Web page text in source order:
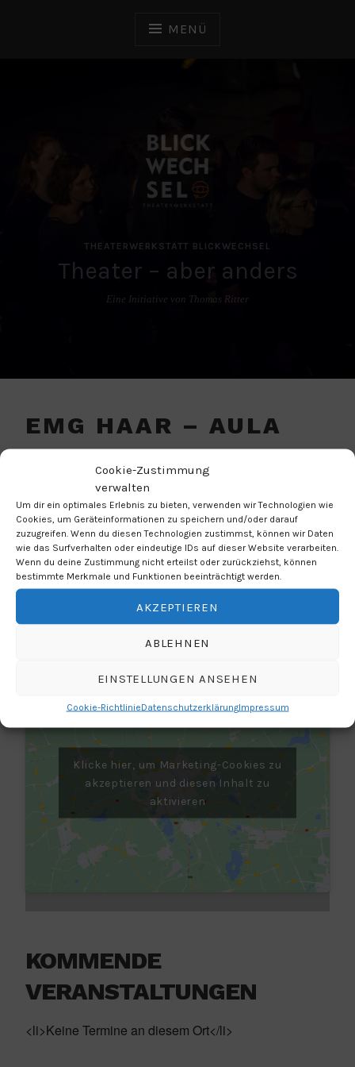
Cookie-Zustimmung
verwalten
Um dir ein optimales Erlebnis zu bieten, verwenden wir Technologien wie
Cookies, um Geräteinformationen zu speichern und/oder darauf
zuzugreifen. Wenn du diesen Technologien zustimmst, können wir Daten
wie das Surfverhalten oder eindeutige IDs auf dieser Website verarbeiten.
Wenn du deine Zustimmung nicht erteilst oder zurückziehst, können
bestimmte Merkmale und Funktionen beeinträchtigt werden.
AKZEPTIEREN
ABLEHNEN
EINSTELLUNGEN ANSEHEN
Cookie-RichtlinieDatenschutzerklärungImpressum
MENÜ
THEATERWERKSTATT BLICKWECHSEL
Theater – aber anders
EMG HAAR – AULA
VERANSTALTUNGSORT
Jagdfeldring 82
Haar
85540
NÄCHSTE VERANSTALTUNG
Keine bevorstehenden Veranstaltungen
Klicke hier, um Marketing-Cookies zu
akzeptieren und diesen Inhalt zu
aktivieren
KOMMENDE
VERANSTALTUNGEN
<li>Keine Termine an diesem Ort</li>